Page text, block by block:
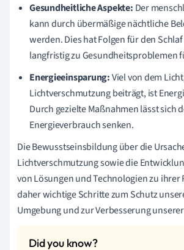
Gesundheitliche Aspekte: Der
kann durch übermäßige nächtliche
werden. Dies hat Folgen für den
langfristig zu Gesundheitsproblemen
Energieeinsparung:Viel von dem
Lichtverschmutzung beiträgt, ist
Durch gezielte Maßnahmen lässt sich
Energieverbrauch senken.
Die Bewusstseinsbildung über die
Lichtverschmutzung sowie die
von Lösungen und Technologien zu ihrer
daher wichtige Schritte zum Schutz
Umgebung und zur Verbesserung